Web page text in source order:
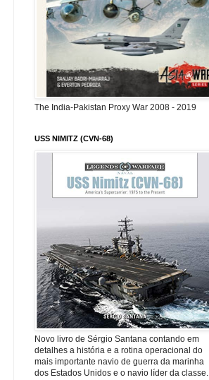
The India-Pakistan Proxy War 2008 - 2019
USS NIMITZ (CVN-68)
Novo livro de Sérgio Santana contando em
detalhes a história e a rotina operacional do
mais importante navio de guerra da marinha
dos Estados Unidos e o navio líder da classe.